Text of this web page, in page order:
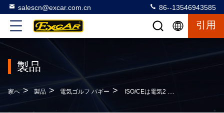
salescn@excar.com.cn 86--13546943585
引用
製品
家へ > 製品 > 電気ゴルフ バギー > ISO/CEは電気2 Seaterのゴルフ カート275Aカーティスのコントローラー/トロイ電池を承認しました